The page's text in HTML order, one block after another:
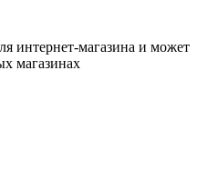
интернет-магазина и может
магазинах